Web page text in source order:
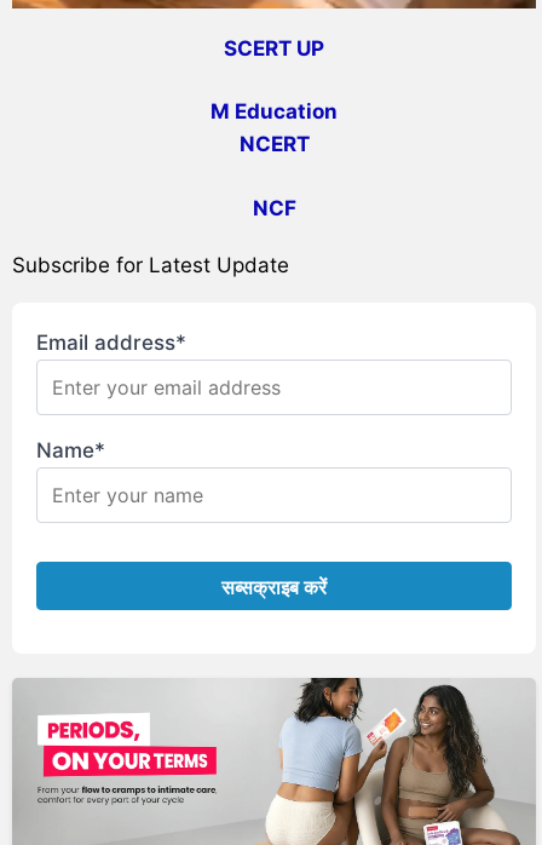
SCERT UP
M Education
NCERT
NCF
Subscribe for Latest Update
Email address*
Name*